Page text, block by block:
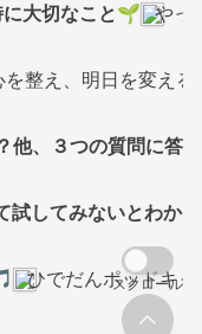
大切なこと🌱 やっ
を整え、明日を変える
他、３つの質問に答
試してみないとわか
ひでだんポッドキ
スクロール